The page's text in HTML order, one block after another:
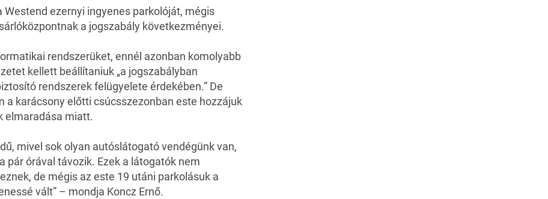
ezernyi ingyenes parkolóját, mégis
a jogszabály következményei.
rendszerüket, ennél azonban komolyabb
kellett beállítaniuk „a jogszabályban
rendszerek felügyelete érdekében.” De
a karácsony előtti csúcsszezonban este hozzájuk
elmaradása miatt.
mivel sok olyan autóslátogató vendégünk van,
pár órával távozik. Ezek a látogatók nem
de mégis az este 19 utáni parkolásuk a
vált” – mondja Koncz Ernő.